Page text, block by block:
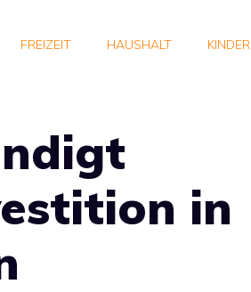
FREIZEIT HAUSHALT KINDER
in